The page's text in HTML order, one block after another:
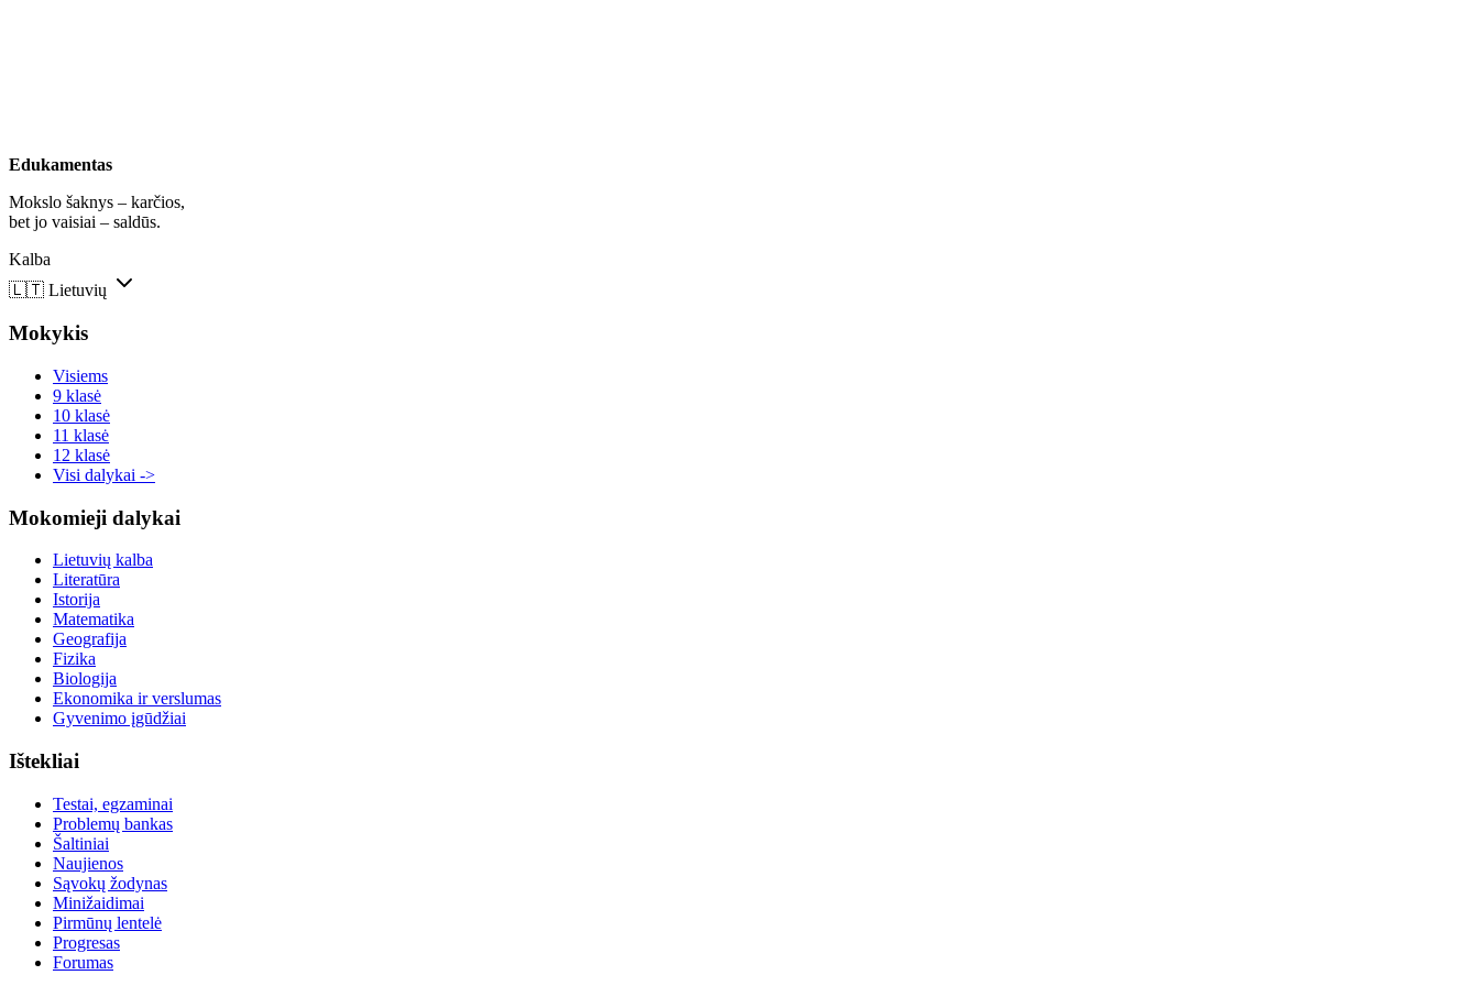
Edukamentas
Mokslo šaknys – karčios,
bet jo vaisiai – saldūs.
Kalba
🇱🇹 Lietuvių
Mokykis
Visiems
9 klasė
10 klasė
11 klasė
12 klasė
Visi dalykai ->
Mokomieji dalykai
Lietuvių kalba
Literatūra
Istorija
Matematika
Geografija
Fizika
Biologija
Ekonomika ir verslumas
Gyvenimo įgūdžiai
Ištekliai
Testai, egzaminai
Problemų bankas
Šaltiniai
Naujienos
Sąvokų žodynas
Minižaidimai
Pirmūnų lentelė
Progresas
Forumas